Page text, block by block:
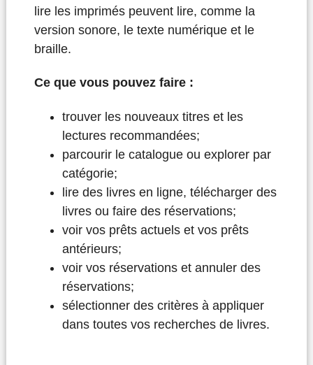
lire les imprimés peuvent lire, comme la
version sonore, le texte numérique et le
braille.
Ce que vous pouvez faire :
trouver les nouveaux titres et les
lectures recommandées;
parcourir le catalogue ou explorer par
catégorie;
lire des livres en ligne, télécharger des
livres ou faire des réservations;
voir vos prêts actuels et vos prêts
antérieurs;
voir vos réservations et annuler des
réservations;
sélectionner des critères à appliquer
dans toutes vos recherches de livres.